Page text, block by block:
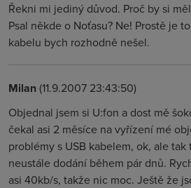
Řekni mi jediný důvod. Proč by si
Psal někde o Noťasu? Ne! Prostě je
kabelu bych rozhodně nešel.
Milan(11.9.2007 23:43:50)
Objednal jsem si U:fon a dost mě
čekal asi 2 měsíce na vyřízení mé
problémy s USB kabelem, ok, ale
neustále dodání během pár dnů.
asi 40kb/s, takže nic moc. Ještě že